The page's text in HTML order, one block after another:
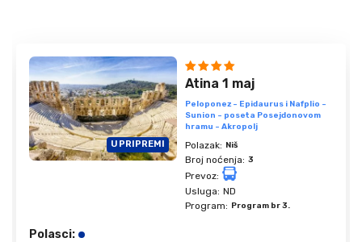
U PRIPREMI
Atina 1 maj
Peloponez - Epidaurus i Nafplio -
Sunion - poseta Posejdonovom
hramu - Akropolj
Polazak: Niš
Broj noćenja: 3
Prevoz:
Usluga: ND
Program: Program br 3.
Polasci: